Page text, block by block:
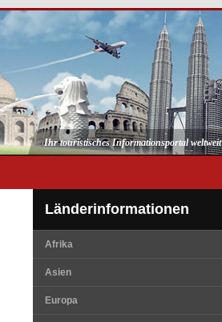
Ihr touristisches Informationsportal weltweit
Länderinformationen
Afrika
Asien
Europa